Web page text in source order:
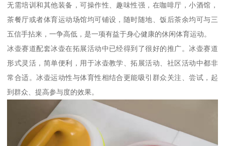
无需培训和其他装备，可操作性、趣味性强，在咖啡厅，小酒馆，
茶餐厅或者体育运动场馆均可铺设，随时随地、饭后茶余均可与三
五信手拈来，一争高低，是一项有益于身心健康的休闲体育运动。
冰壶赛道配套冰壶在拓展活动中已经得到了很好的推广。冰壶赛道
形式灵活，简单便利，用于冰壶教学、拓展活动、社区活动中都非
常合适。冰壶运动性与体育性相结合更能吸引群众关注、尝试，起
到群众、提高参与度的效果。